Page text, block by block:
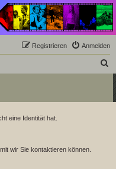
Filmforum und ein Paradies
Anmelden
Registrieren
eine Identität hat.
wir Sie kontaktieren können.